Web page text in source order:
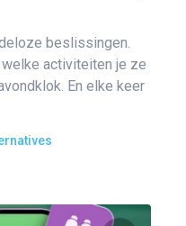
beslissingen.
activiteiten je ze
En elke keer